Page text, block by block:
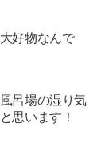
好物なんで
呂場の湿り気
思います！